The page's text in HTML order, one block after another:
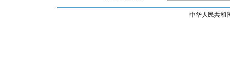
中华人民共和